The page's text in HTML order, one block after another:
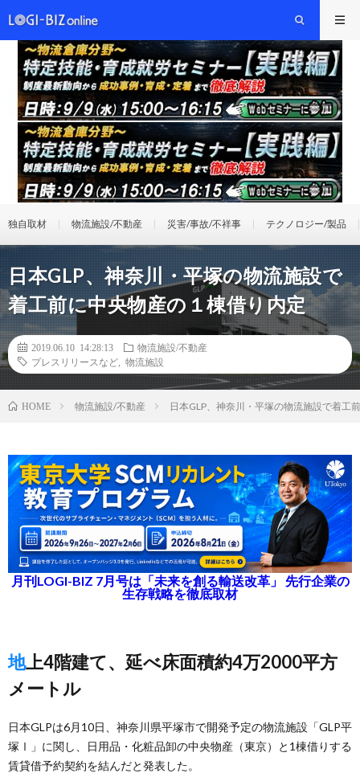
独自取材 物流施設/不動産 災害/事故/不祥事 テクノロジー/製品
日本GLP、神奈川・平塚の物流施設で
着工前に中央物産の１棟借り内定
2019.06.10 14:28:13
物流施設/不動産
プレスリリースなど
物流施設
HOME 物流施設/不動産 日本GLP、神奈川・平塚の物流施設で着工
月刊LOGI-BIZ 7月号は「未来を創る輸送改革」 先行企業の
生存戦略を徹底取材
地上4階建て、延べ床面積約4万2000平方
メートル
日本GLPは6月10日、神奈川県平塚市で開発予定の物流施設「GLP平
塚Ⅰ」に関し、日用品・化粧品卸の中央物産（東京）と1棟借りする
賃貸借予約契約を結んだと発表した。